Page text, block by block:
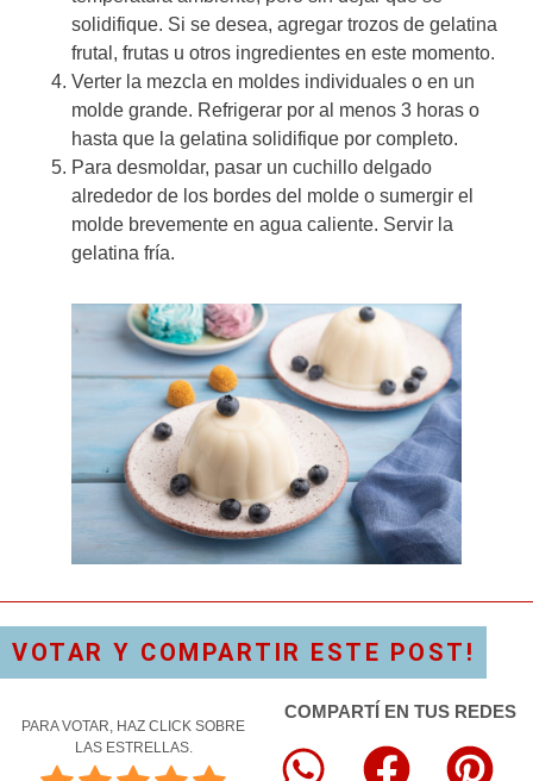
solidifique. Si se desea, agregar trozos de gelatina
frutal, frutas u otros ingredientes en este momento.
Verter la mezcla en moldes individuales o en un
molde grande. Refrigerar por al menos 3 horas o
hasta que la gelatina solidifique por completo.
Para desmoldar, pasar un cuchillo delgado
alrededor de los bordes del molde o sumergir el
molde brevemente en agua caliente. Servir la
gelatina fría.
VOTAR Y COMPARTIR ESTE POST!
PARA VOTAR, HAZ CLICK SOBRE
LAS ESTRELLAS.
COMPARTÍ EN TUS REDES